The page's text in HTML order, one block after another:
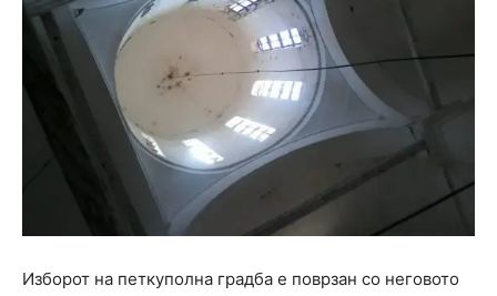
Изборот на петкуполна градба е поврзан со неговото